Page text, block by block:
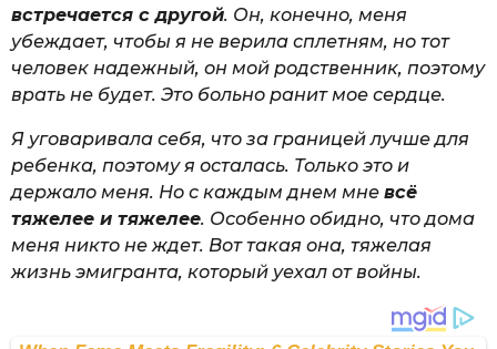
встречается с другой. Он, конечно, меня
убеждает, чтобы я не верила сплетням, но тот
человек надежный, он мой родственник, поэтому
врать не будет. Это больно ранит мое сердце.
Я уговаривала себя, что за границей лучше для
ребенка, поэтому я осталась. Только это и
держало меня. Но с каждым днем мне всё
тяжелее и тяжелее. Особенно обидно, что дома
меня никто не ждет. Вот такая она, тяжелая
жизнь эмигранта, который уехал от войны.